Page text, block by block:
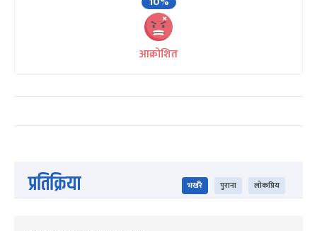
आक्रोशित
प्रतिक्रिया भर्खरै पुराना लोकप्रिय